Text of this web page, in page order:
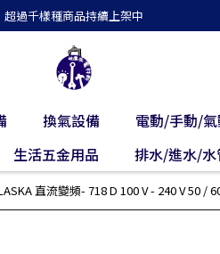
超過千樣種商品持續上架中
換氣設備 電動/手動/
生活五金用品 排水/進水/
直流變頻- 718 D 100 V - 240 V 50 /